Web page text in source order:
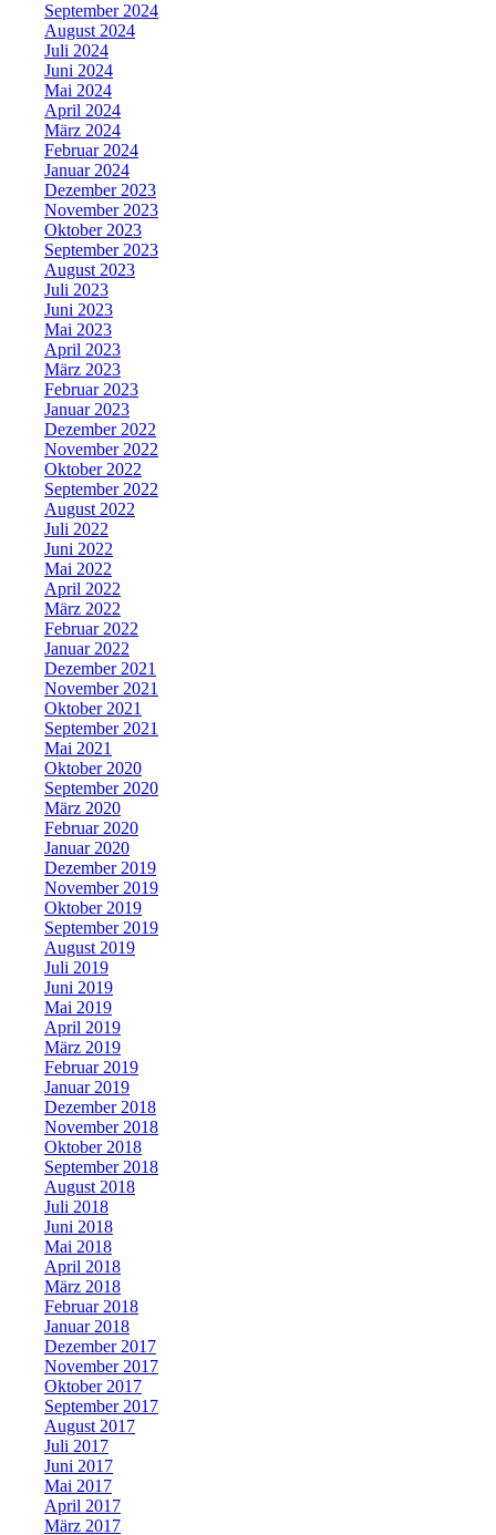
September 2024
August 2024
Juli 2024
Juni 2024
Mai 2024
April 2024
März 2024
Februar 2024
Januar 2024
Dezember 2023
November 2023
Oktober 2023
September 2023
August 2023
Juli 2023
Juni 2023
Mai 2023
April 2023
März 2023
Februar 2023
Januar 2023
Dezember 2022
November 2022
Oktober 2022
September 2022
August 2022
Juli 2022
Juni 2022
Mai 2022
April 2022
März 2022
Februar 2022
Januar 2022
Dezember 2021
November 2021
Oktober 2021
September 2021
Mai 2021
Oktober 2020
September 2020
März 2020
Februar 2020
Januar 2020
Dezember 2019
November 2019
Oktober 2019
September 2019
August 2019
Juli 2019
Juni 2019
Mai 2019
April 2019
März 2019
Februar 2019
Januar 2019
Dezember 2018
November 2018
Oktober 2018
September 2018
August 2018
Juli 2018
Juni 2018
Mai 2018
April 2018
März 2018
Februar 2018
Januar 2018
Dezember 2017
November 2017
Oktober 2017
September 2017
August 2017
Juli 2017
Juni 2017
Mai 2017
April 2017
März 2017